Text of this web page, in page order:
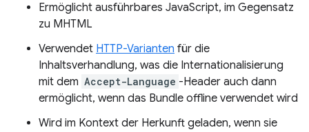
Ermöglicht ausführbares JavaScript, im Gegensatz
zu MHTML
Verwendet HTTP-Varianten für die
Inhaltsverhandlung, was die Internationalisierung
mit dem Accept-Language -Header auch dann
ermöglicht, wenn das Bundle offline verwendet wird
Wird im Kontext der Herkunft geladen, wenn sie